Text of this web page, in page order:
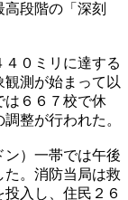
段階の「深刻
０ミリに達する
測が始まって以
は６６７校で休
整が行われた。
ン）一帯では午後
た。消防当局は救
入し、住民２６